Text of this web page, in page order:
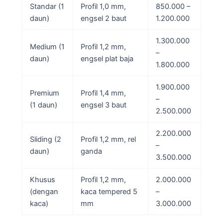
Standar (1
daun)
Profil 1,0 mm,
engsel 2 baut
850.000 –
1.200.000
Medium (1
daun)
Profil 1,2 mm,
engsel plat baja
1.300.000
–
1.800.000
Premium
(1 daun)
Profil 1,4 mm,
engsel 3 baut
1.900.000
–
2.500.000
Sliding (2
daun)
Profil 1,2 mm, rel
ganda
2.200.000
–
3.500.000
Khusus
(dengan
kaca)
Profil 1,2 mm,
kaca tempered 5
mm
2.000.000
–
3.000.000